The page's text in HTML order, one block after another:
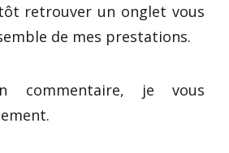
retrouver un onglet vous
de mes prestations.
commentaire, je vous